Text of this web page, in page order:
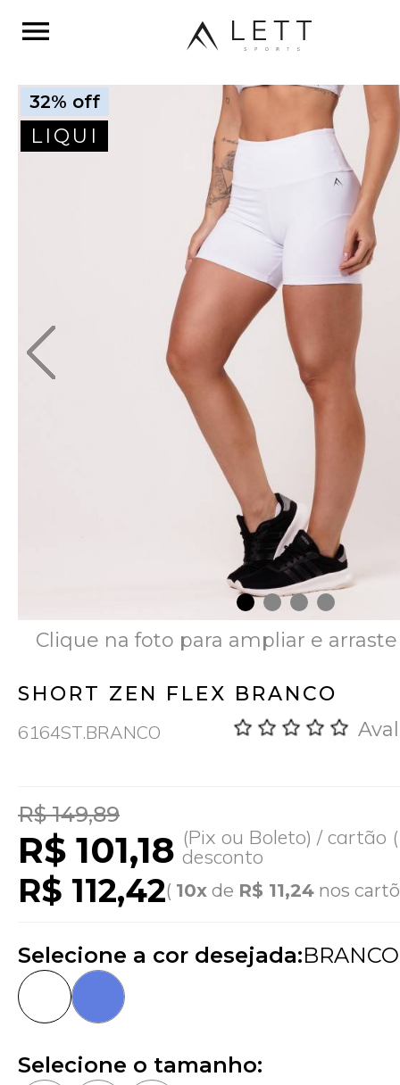
menu
32% off
LIQUI
Clique na foto para ampliar e
SHORT ZEN FLEX BRANCO
6164ST.BRANCO
R$ 149,89
R$ 101,18 (Pix ou Boleto) / cartão
desconto
R$ 112,42( 10x de R$ 11,24 nos
Selecione a cor desejada:BRANCO
Selecione o tamanho: